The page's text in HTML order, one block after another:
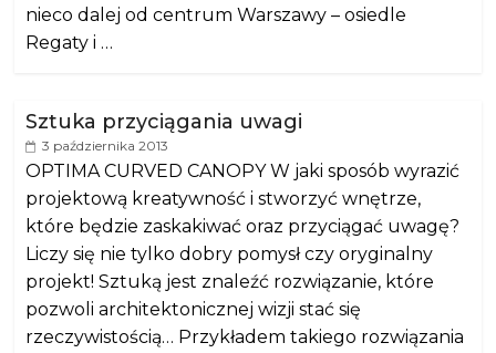
nieco dalej od centrum Warszawy – osiedle
Regaty i …
Sztuka przyciągania uwagi
3 października 2013
OPTIMA CURVED CANOPY W jaki sposób wyrazić
projektową kreatywność i stworzyć wnętrze,
które będzie zaskakiwać oraz przyciągać uwagę?
Liczy się nie tylko dobry pomysł czy oryginalny
projekt! Sztuką jest znaleźć rozwiązanie, które
pozwoli architektonicznej wizji stać się
rzeczywistością… Przykładem takiego rozwiązania